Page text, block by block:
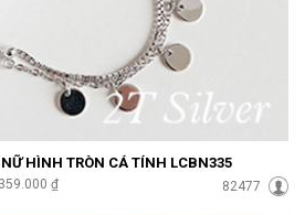
HÌNH TRÒN CÁ TÍNH LCBN335
359.000 ₫ 82477